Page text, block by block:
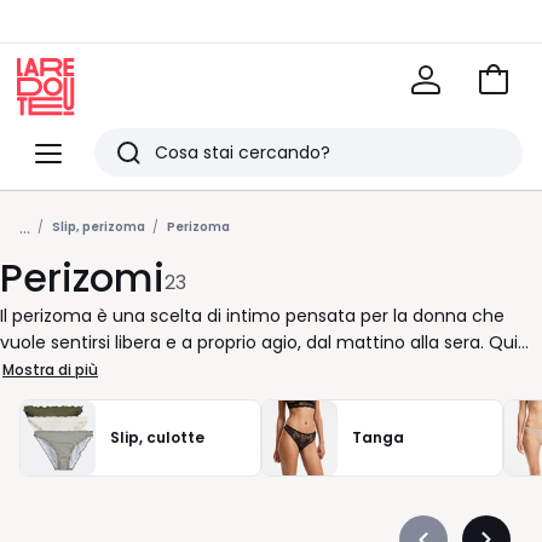
Menu
Redoute
Ricerca
Ultimi
articoli
visti
Vai
... Slip, perizoma Perizoma
Perizomi23
Il perizoma è una scelta di intimo pensata per la donna che
vuole sentirsi libera e a proprio agio, dal mattino alla sera. Qui
trovi modelli studiati per accompagnare i movimenti, senza
distrazioni. La differenza sta nei dettagli: un filo ben posizionato,
un fianchetto equilibrato, una struttura che resta stabile
mentre vivi la tua giornata. Quando seleziona il modello giusto,
parti dalla taglia. Una vestibilità corretta evita aggiustamenti
fanno il resto: cotone per chi ama una sensazione familiare
Mostra di più
Slip, culotte Tanga